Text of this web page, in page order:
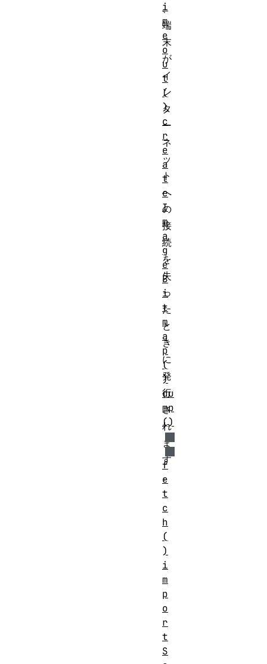
、
端
末
が
イ
ン
タ
ー
ネ
ッ
ト
へ
の
接
続
を
失
っ
た
と
き
に
発
行
さ
れ
ま
す
。
i
m
e
o
u
t
(
)
c
r
e
a
t
e
I
m
a
g
e
B
i
t
m
a
p
(
)
du
mp
()
f
e
t
c
h
(
)
i
m
p
o
r
t
S